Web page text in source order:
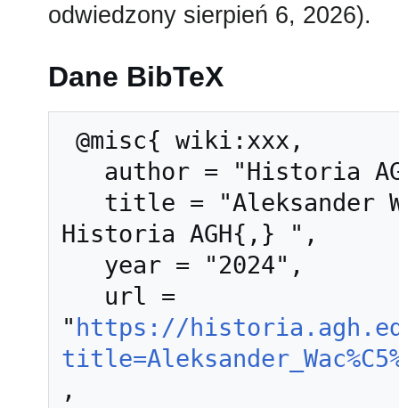
odwiedzony sierpień 6, 2026).
Dane BibTeX
Historia AGH{,} ",
" https://
,